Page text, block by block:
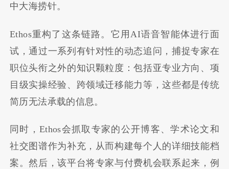
中大海捞针。
Ethos重构了这条链路。它用AI语音智能体进行面
试，通过一系列有针对性的动态追问，捕捉专家在
职位头衔之外的知识颗粒度：包括亚专业方向、项
目级实操经验、跨领域迁移能力等，这些都是传统
简历无法承载的信息。
同时，Ethos会抓取专家的公开博客、学术论文和
社交图谱作为补充，从而构建每个人的详细技能档
案。然后，该平台将专家与付费机会联系起来，例